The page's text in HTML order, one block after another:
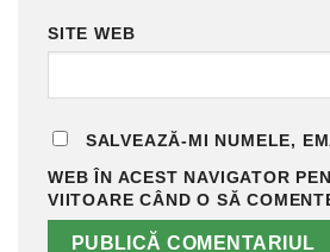
SITE WEB
SALVEAZĂ-MI NUMELE,
WEB ÎN ACEST NAVIGATOR
VIITOARE CÂND O SĂ